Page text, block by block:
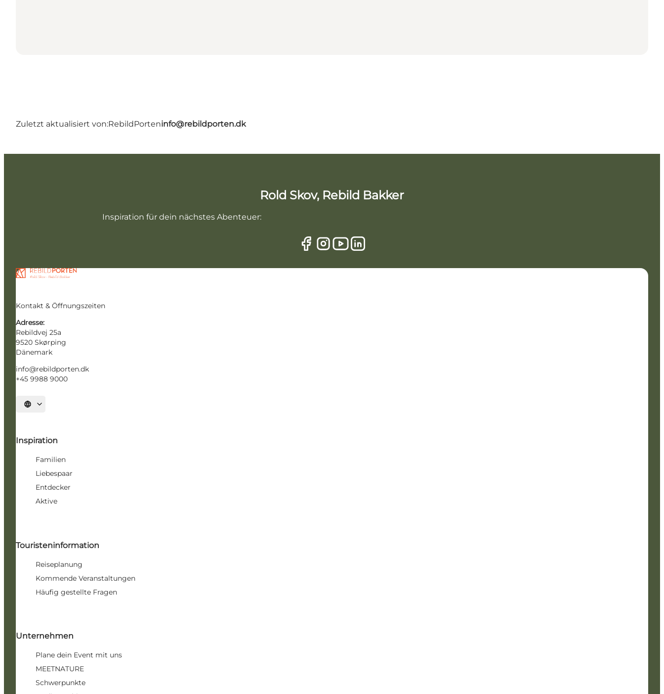
Zuletzt aktualisiert von:RebildPorteninfo@rebildporten.dk
Rold Skov, Rebild Bakker
Inspiration für dein nächstes Abenteuer:
Kontakt & Öffnungszeiten
Adresse:
Rebildvej 25a
9520 Skørping
Dänemark
info@rebildporten.dk
+45 9988 9000
Sprache auswählen
Inspiration
Familien
Liebespaar
Entdecker
Aktive
Touristeninformation
Reiseplanung
Kommende Veranstaltungen
Häufig gestellte Fragen
Unternehmen
Plane dein Event mit uns
MEETNATURE
Schwerpunkte